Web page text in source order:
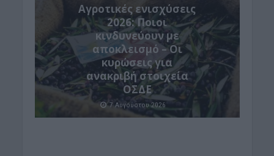
Αγροτικές ενισχύσεις
2026: Ποιοι
κινδυνεύουν με
αποκλεισμό – Οι
κυρώσεις για
ανακριβή στοιχεία
ΟΣΔΕ
7 Αυγούστου 2026